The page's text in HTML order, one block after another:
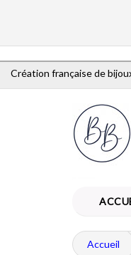
Création française de
Accueil